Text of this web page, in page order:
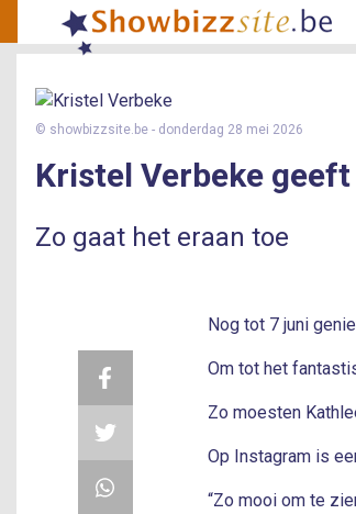
© showbizzsite.be - donderdag 28 mei 2026
Kristel Verbeke
Zo gaat het eraan toe
Nog tot 7 juni
Om tot het
Zo moesten
Op Instagram is
“Zo mooi om te